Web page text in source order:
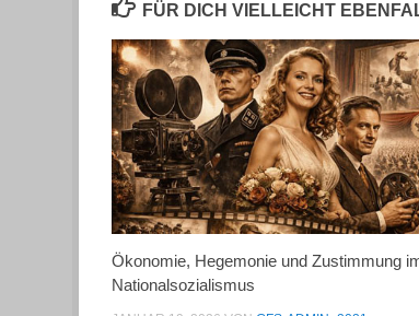
FÜR DICH VIELLEICHT
Ökonomie, Hegemonie und Zustimmung
Nationalsozialismus